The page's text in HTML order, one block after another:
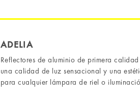
ADELIA
Reflectores de aluminio de primera
una calidad de luz sensacional y una
para cualquier lámpara de riel o